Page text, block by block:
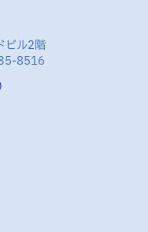
ビル2階
8516